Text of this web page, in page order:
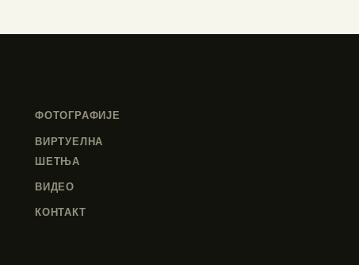
ФОТОГРАФИЈЕ
ВИРТУЕЛНА
ШЕТЊА
ВИДЕО
КОНТАКТ